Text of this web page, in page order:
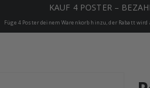
KAUF 4 POSTER –
Füge 4 Poster deinem Warenkorb hinzu, der Rabatt